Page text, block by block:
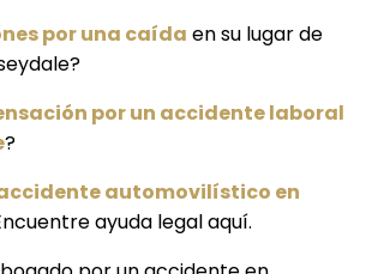
por una caída en su lugar de
por un accidente laboral
?
automovilístico en
ayuda legal aquí.